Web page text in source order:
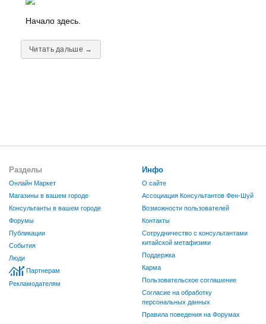
Начало здесь.
Читать дальше →
Разделы
Онлайн Маркет
Магазины в вашем городе
Консультанты в вашем городе
Форумы
Публикации
События
Люди
Партнерам
Рекламодателям
Инфо
О сайте
Ассоциация Консультантов Фен-Шуй
Возможности пользователей
Контакты
Сотрудничество с консультантами
китайской метафизики
Поддержка
Карма
Пользовательское соглашение
Согласие на обработку
персональных данных
Правила поведения на Форумах